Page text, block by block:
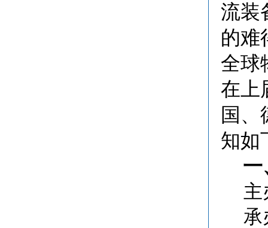
流装
的难
全球
在上
国、
知如
一
主
承